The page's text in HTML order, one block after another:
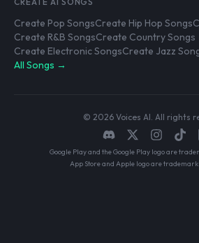
Create Pop SongsCreate Hip Hop Songs
Create R&B SongsCreate Country Songs
Create Electronic SongsCreate Jazz
All Songs →
© 2026 Voices AI. All rights
Google Play and the Google Play logo are
App Store and Apple logo are